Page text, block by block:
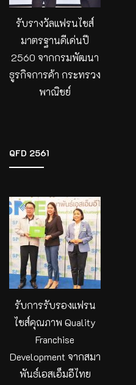
รับรางวัลแฟรนไชส์
มาตรฐานดีเด่นปี
2560 จากกรมพัฒนา
ธูรกิจการค้า กระทรวง
พาณิชย์
QFD 2561
รับการรับรองแฟรน
ไชส์คุณภาพ Quality
Franchise
Development จากสมา
พันธ์เอสเอ็มอีไทย